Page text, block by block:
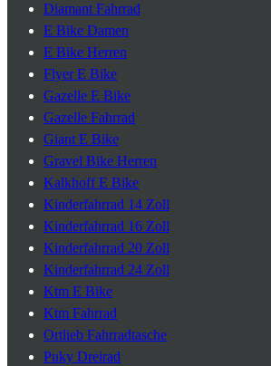
Diamant Fahrrad
E Bike Damen
E Bike Herren
Flyer E Bike
Gazelle E Bike
Gazelle Fahrrad
Giant E Bike
Gravel Bike Herren
Kalkhoff E Bike
Kinderfahrrad 14 Zoll
Kinderfahrrad 16 Zoll
Kinderfahrrad 20 Zoll
Kinderfahrrad 24 Zoll
Ktm E Bike
Ktm Fahrrad
Ortlieb Fahrradtasche
Puky Dreirad